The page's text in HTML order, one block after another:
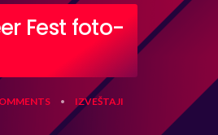
Fest foto-
• IZVEŠTAJI